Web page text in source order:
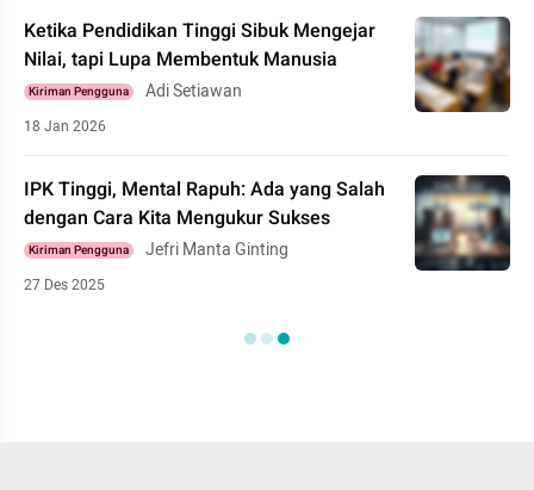
Ketika Pendidikan Tinggi Sibuk Mengejar
Nilai, tapi Lupa Membentuk Manusia
Kiriman Pengguna Adi Setiawan
18 Jan 2026
IPK Tinggi, Mental Rapuh: Ada yang Salah
dengan Cara Kita Mengukur Sukses
Kiriman Pengguna Jefri Manta Ginting
27 Des 2025